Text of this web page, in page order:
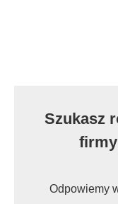
Szukasz
Odpowiemy